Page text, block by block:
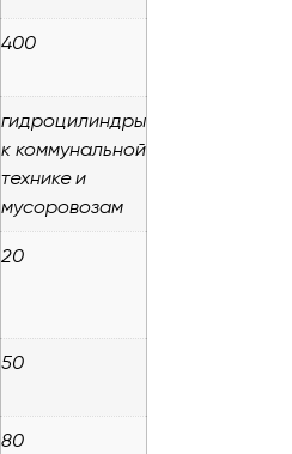
400
гидроцилиндры
к коммунальной
технике и
мусоровозам
20
50
80